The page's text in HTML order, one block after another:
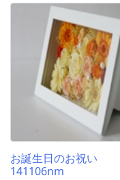
お誕生日のお祝い
141106nm